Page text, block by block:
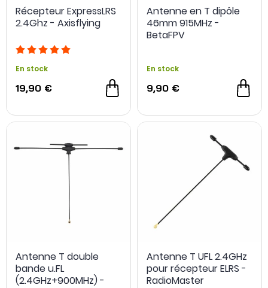
Récepteur ExpressLRS
2.4Ghz - Axisflying
En stock
19,90 €
Antenne en T dipôle
46mm 915MHz -
BetaFPV
En stock
9,90 €
Antenne T double
bande u.FL
(2.4GHz+900MHz) -
Antenne T UFL 2.4GHz
pour récepteur ELRS -
RadioMaster